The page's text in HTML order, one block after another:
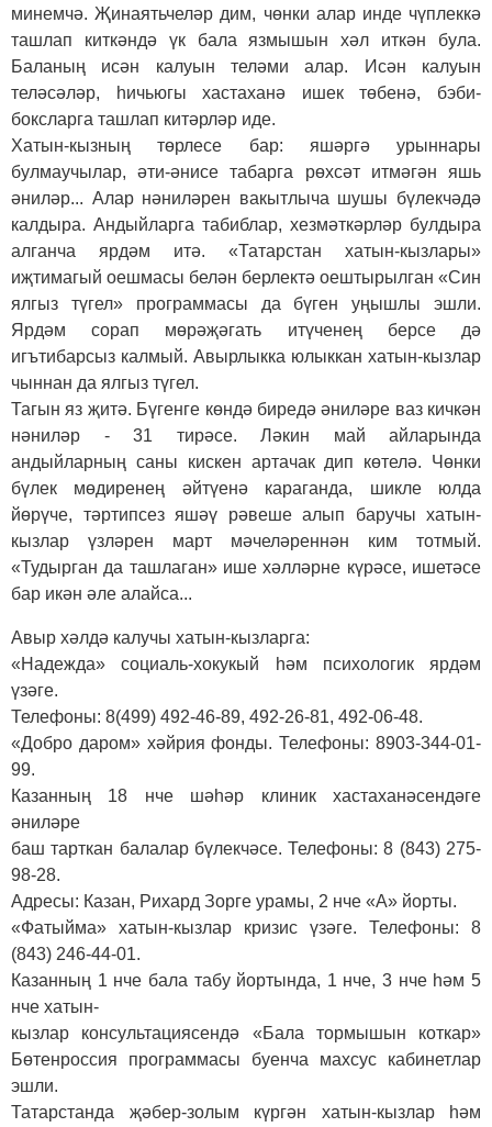
минемчә. Җинаятьчеләр дим, чөнки алар инде чүплеккә
ташлап киткәндә үк бала язмышын хәл иткән була.
Баланың исән калуын теләми алар. Исән калуын
теләсәләр, һичьюгы хастаханә ишек төбенә, бэби-
боксларга ташлап китәрләр иде.
Хатын-кызның төрлесе бар: яшәргә урыннары
булмаучылар, әти-әнисе табарга рөхсәт итмәгән яшь
әниләр... Алар нәниләрен вакытлыча шушы бүлекчәдә
калдыра. Андыйларга табиблар, хезмәткәрләр булдыра
алганча ярдәм итә. «Татарстан хатын-кызлары»
иҗтимагый оешмасы белән берлектә оештырылган «Син
ялгыз түгел» программасы да бүген уңышлы эшли.
Ярдәм сорап мөрәҗәгать итүченең берсе дә
игътибарсыз калмый. Авырлыкка юлыккан хатын-кызлар
чыннан да ялгыз түгел.
Тагын яз җитә. Бүгенге көндә биредә әниләре ваз кичкән
нәниләр - 31 тирәсе. Ләкин май айларында
андыйларның саны кискен артачак дип көтелә. Чөнки
бүлек мөдиренең әйтүенә караганда, шикле юлда
йөрүче, тәртипсез яшәү рәвеше алып баручы хатын-
кызлар үзләрен март мәчеләреннән ким тотмый.
«Тудырган да ташлаган» ише хәлләрне күрәсе, ишетәсе
бар икән әле алайса...
Авыр хәлдә калучы хатын-кызларга:
«Надежда» социаль-хокукый һәм психологик ярдәм
үзәге.
Телефоны: 8(499) 492-46-89, 492-26-81, 492-06-48.
«Добро даром» хәйрия фонды. Телефоны: 8903-344-01-
99.
Казанның 18 нче шәһәр клиник хастаханәсендәге
әниләре
баш тарткан балалар бүлекчәсе. Телефоны: 8 (843) 275-
98-28.
Адресы: Казан, Рихард Зорге урамы, 2 нче «А» йорты.
«Фатыйма» хатын-кызлар кризис үзәге. Телефоны: 8
(843) 246-44-01.
Казанның 1 нче бала табу йортында, 1 нче, 3 нче һәм 5
нче хатын-
кызлар консультациясендә «Бала тормышын коткар»
Бөтенроссия программасы буенча махсус кабинетлар
эшли.
Татарстанда җәбер-золым күргән хатын-кызлар һәм